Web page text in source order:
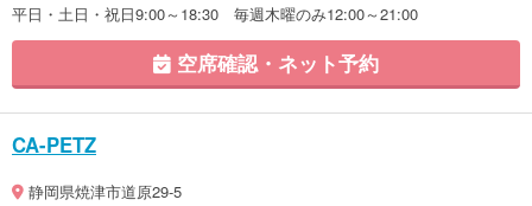
平日・土日・祝日9:00～18:30 毎週木曜のみ12:00～21:00
空席確認・ネット予約
CA-PETZ
静岡県焼津市道原29-5